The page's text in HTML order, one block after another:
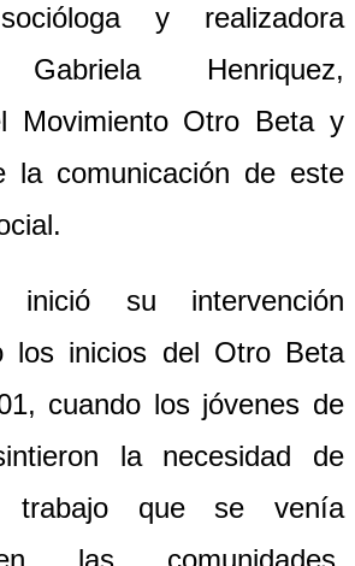
y realizadora
Gabriela Henriquez,
Movimiento Otro Beta y
la comunicación de este
inició su intervención
los inicios del Otro Beta
cuando los jóvenes de
la necesidad de
trabajo que se venía